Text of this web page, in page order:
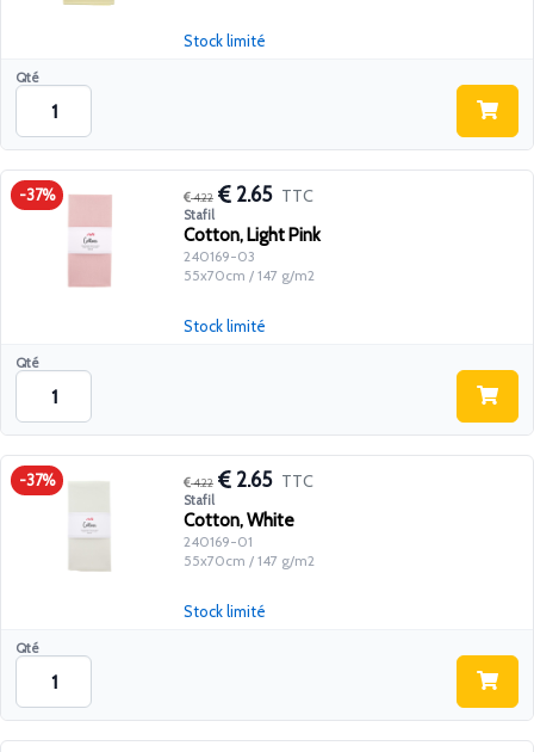
Qté
Stock limité
-37% 4.22 2.65 TTC
Stafil
Cotton, Light Pink
240169-03
55x70cm / 147 g/m2
Qté
Stock limité
-37% 4.22 2.65 TTC
Stafil
Cotton, White
240169-01
55x70cm / 147 g/m2
Qté
Stock limité